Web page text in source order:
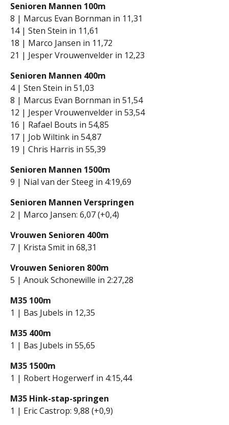
Senioren Mannen 100m
8 | Marcus Evan Bornman in 11,31
14 | Sten Stein in 11,61
18 | Marco Jansen in 11,72
21 | Jesper Vrouwenvelder in 12,23
Senioren Mannen 400m
4 | Sten Stein in 51,03
8 | Marcus Evan Bornman in 51,54
12 | Jesper Vrouwenvelder in 53,54
16 | Rafael Bouts in 54,85
17 | Job Wiltink in 54,87
19 | Chris Harris in 55,39
Senioren Mannen 1500m
9 | Nial van der Steeg in 4:19,69
Senioren Mannen Verspringen
2 | Marco Jansen: 6,07 (+0,4)
Vrouwen Senioren 400m
7 | Krista Smit in 68,31
Vrouwen Senioren 800m
5 | Anouk Schonewille in 2:27,28
M35 100m
1 | Bas Jubels in 12,35
M35 400m
1 | Bas Jubels in 55,65
M35 1500m
1 | Robert Hogerwerf in 4:15,44
M35 Hink-stap-springen
1 | Eric Castrop: 9,88 (+0,9)